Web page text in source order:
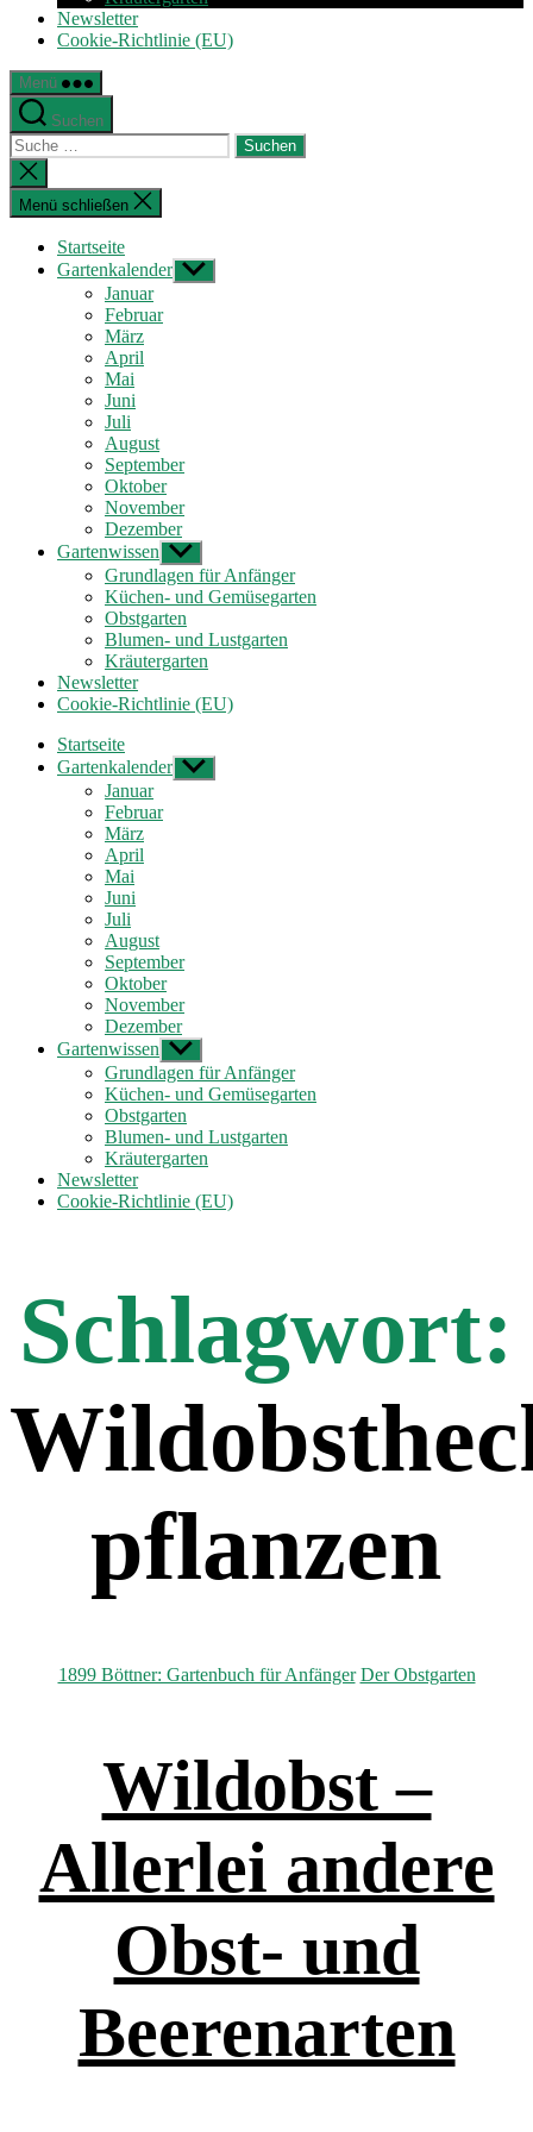
Newsletter
Cookie-Richtlinie (EU)
Menü
Suchen
Suche
nach:
Suche
schließen
Menü schließen
Startseite
Gartenkalender Untermenü
anzeigen
Januar
Februar
März
April
Mai
Juni
Juli
August
September
Oktober
November
Dezember
Gartenwissen Untermenü
anzeigen
Grundlagen für Anfänger
Küchen- und Gemüsegarten
Obstgarten
Blumen- und Lustgarten
Kräutergarten
Newsletter
Cookie-Richtlinie (EU)
Startseite
Gartenkalender Untermenü
anzeigen
Januar
Februar
März
April
Mai
Juni
Juli
August
September
Oktober
November
Dezember
Gartenwissen Untermenü
anzeigen
Grundlagen für Anfänger
Küchen- und Gemüsegarten
Obstgarten
Blumen- und Lustgarten
Kräutergarten
Newsletter
Cookie-Richtlinie (EU)
Schlagwort:
pflanzen
Kategorien
1899 Böttner: Gartenbuch für Anfänger Der Obstgarten
Wildobst –
Allerlei andere
Obst- und
Beerenarten